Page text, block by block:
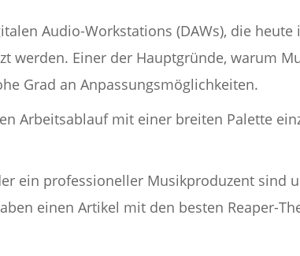
Audio-Workstations (DAWs), die heute
werden. Einer der Hauptgründe, warum
Grad an Anpassungsmöglichkeiten.
Arbeitsablauf mit einer breiten Palette
ein professioneller Musikproduzent sind
einen Artikel mit den besten Reaper-